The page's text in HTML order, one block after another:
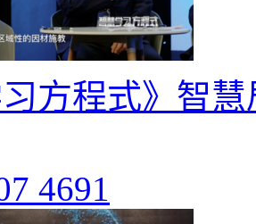
习方程式》智
4691